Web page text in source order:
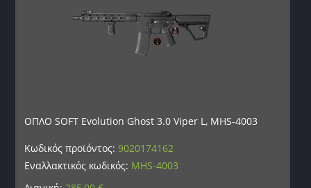
ΟΠΛΟ SOFT Evolution Ghost 3.0 Viper L, MHS-4003
Κωδικός προϊόντος:9020174162
Εναλλακτικός κωδικός: MHS-4003